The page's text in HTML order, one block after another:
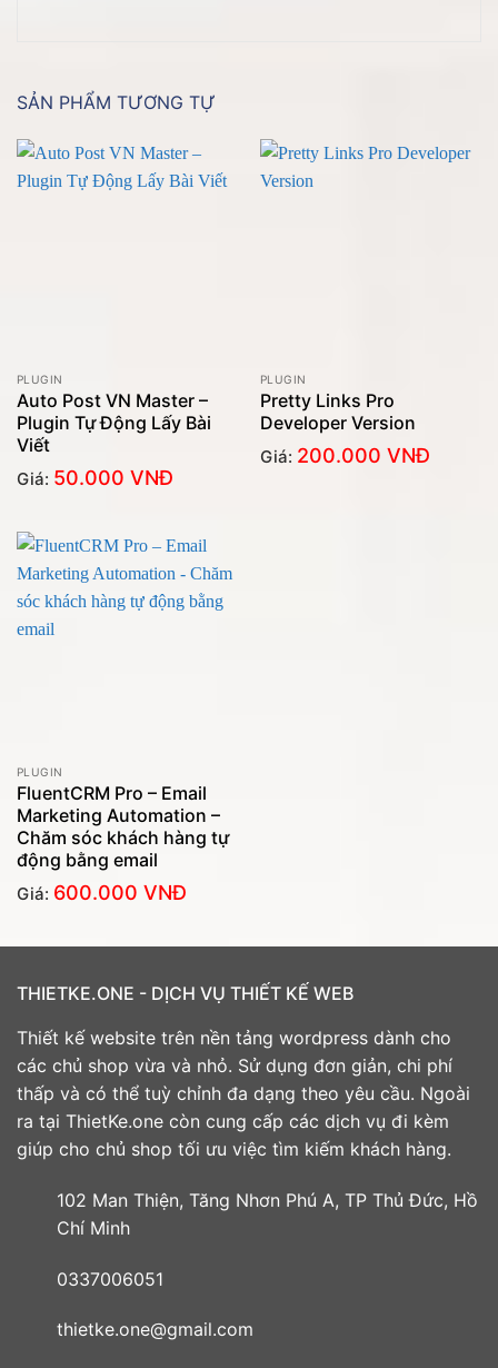
SẢN PHẨM TƯƠNG TỰ
PLUGIN
Auto Post VN Master –
Plugin Tự Động Lấy Bài
Viết
Giá: 50.000 VNĐ
PLUGIN
Pretty Links Pro
Developer Version
Giá: 200.000 VNĐ
PLUGIN
FluentCRM Pro – Email
Marketing Automation –
Chăm sóc khách hàng tự
động bằng email
Giá: 600.000 VNĐ
THIETKE.ONE - DỊCH VỤ THIẾT KẾ WEB
Thiết kế website trên nền tảng wordpress dành cho
các chủ shop vừa và nhỏ. Sử dụng đơn giản, chi phí
thấp và có thể tuỳ chỉnh đa dạng theo yêu cầu. Ngoài
ra tại ThietKe.one còn cung cấp các dịch vụ đi kèm
giúp cho chủ shop tối ưu việc tìm kiếm khách hàng.
102 Man Thiện, Tăng Nhơn Phú A, TP Thủ Đức, Hồ
Chí Minh
0337006051
thietke.one@gmail.com